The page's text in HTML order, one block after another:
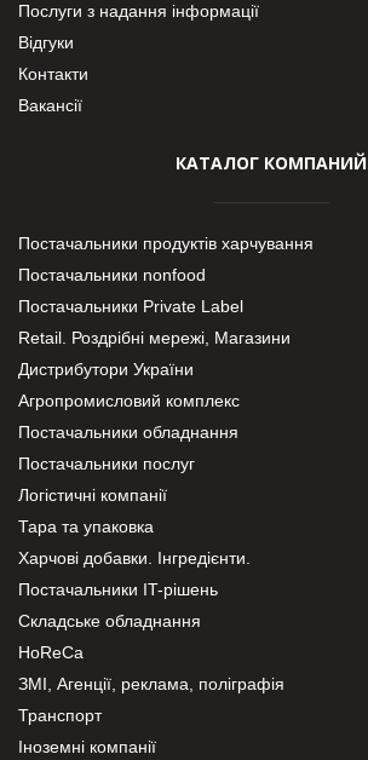
Послуги з надання інформації
Відгуки
Контакти
Вакансії
КАТАЛОГ КОМПАНИЙ
Постачальники продуктів харчування
Постачальники nonfood
Постачальники Private Label
Retail. Роздрібні мережі, Магазини
Дистрибутори України
Агропромисловий комплекс
Постачальники обладнання
Постачальники послуг
Логістичні компанії
Тара та упаковка
Харчові добавки. Інгредієнти.
Постачальники IT-рішень
Складське обладнання
HoReCa
ЗМІ, Агенції, реклама, поліграфія
Транспорт
Іноземні компанії